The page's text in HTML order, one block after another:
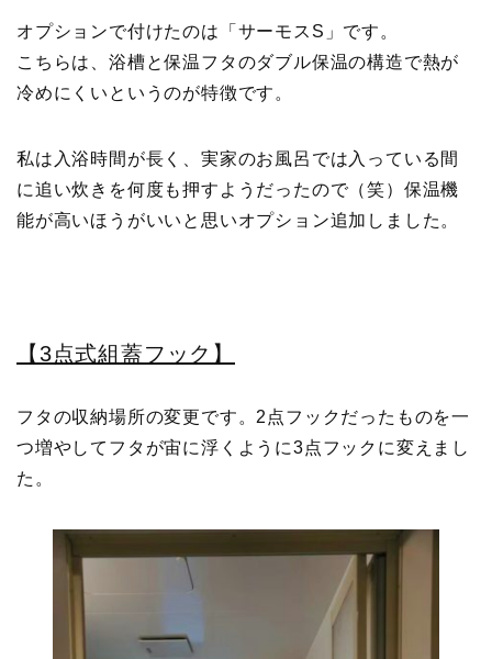
オプションで付けたのは「サーモスS」です。
こちらは、浴槽と保温フタのダブル保温の構造で熱が
冷めにくいというのが特徴です。
私は入浴時間が長く、実家のお風呂では入っている間
に追い炊きを何度も押すようだったので（笑）保温機
能が高いほうがいいと思いオプション追加しました。
【3点式組蓋フック】
フタの収納場所の変更です。2点フックだったものを一
つ増やしてフタが宙に浮くように3点フックに変えまし
た。